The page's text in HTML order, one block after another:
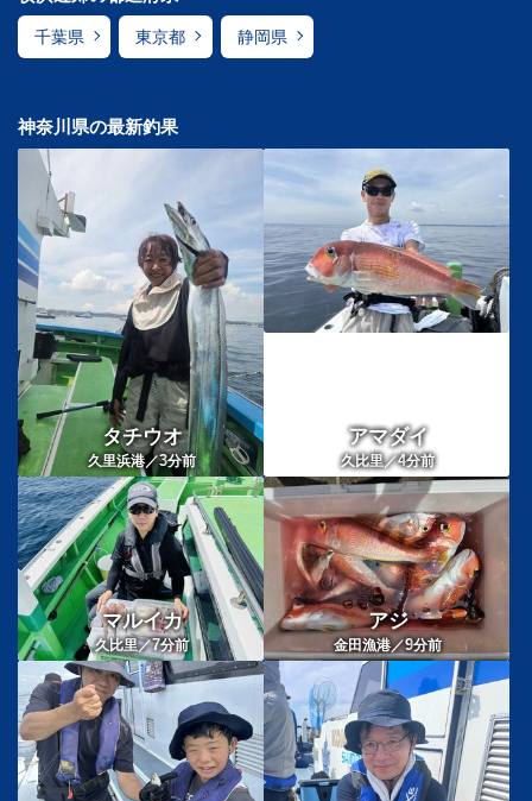
千葉県 東京都 静岡県
神奈川県の最新釣果
タチウオ
久里浜港／3分前
アマダイ
久比里／4分前
マルイカ
久比里／7分前
アジ
金田漁港／9分前